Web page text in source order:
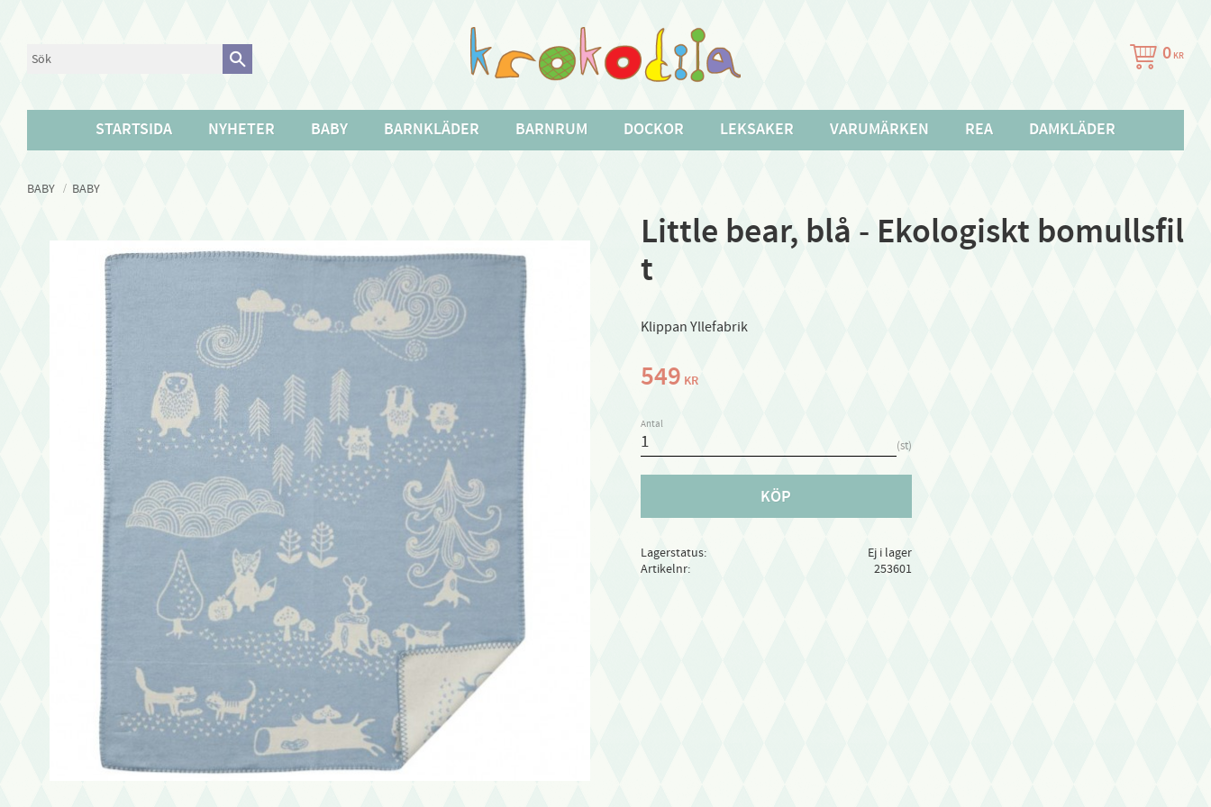
0 KR
STARTSIDA NYHETER BABY BARNKLÄDER BARNRUM DOCKOR LEKSAKER VARUMÄRKEN REA DAMKLÄDER
BABY BABY
Little bear, blå - Ekologiskt bomullsfil
t
Klippan Yllefabrik
549 KR
Antal
st
KÖP
Lagerstatus
Ej i lager
Artikelnr
253601